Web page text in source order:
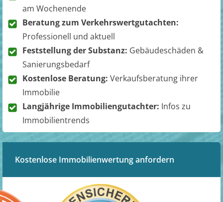
am Wochenende
Beratung zum Verkehrswertgutachten:
Professionell und aktuell
Feststellung der Substanz: Gebäudeschäden &
Sanierungsbedarf
Kostenlose Beratung: Verkaufsberatung ihrer
Immobilie
Langjährige Immobiliengutachter: Infos zu
Immobilientrends
Kostenlose Immobilienwertung anfordern